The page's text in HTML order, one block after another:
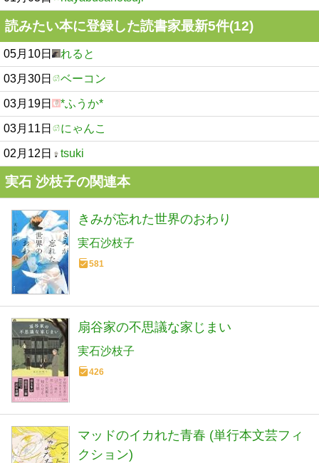
読みたい本に登録した読書家最新5件(12)
05月10日 れると
03月30日 ベーコン
03月19日 *ふうか*
03月11日 にゃんこ
02月12日 tsuki
実石 沙枝子の関連本
きみが忘れた世界のおわり
実石沙枝子
581
扇谷家の不思議な家じまい
実石沙枝子
426
マッドのイカれた青春 (単行本文芸フィ
クション)